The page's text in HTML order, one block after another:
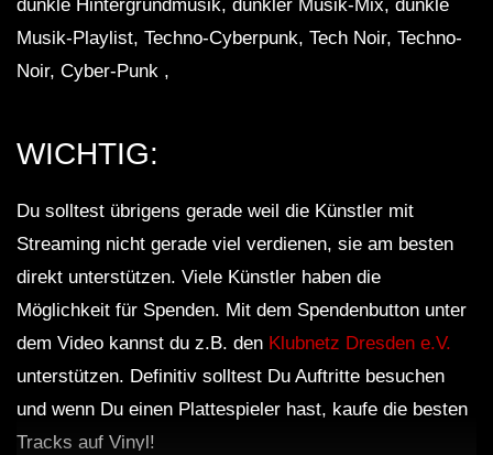
dunkle Hintergrundmusik, dunkler Musik-Mix, dunkle
Musik-Playlist, Techno-Cyberpunk, Tech Noir, Techno-
Noir, Cyber-Punk ,
WICHTIG:
Du solltest übrigens gerade weil die Künstler mit
Streaming nicht gerade viel verdienen, sie am besten
direkt unterstützen. Viele Künstler haben die
Möglichkeit für Spenden. Mit dem Spendenbutton unter
dem Video kannst du z.B. den Klubnetz Dresden e.V.
unterstützen. Definitiv solltest Du Auftritte besuchen
und wenn Du einen Plattespieler hast, kaufe die besten
Tracks auf Vinyl!